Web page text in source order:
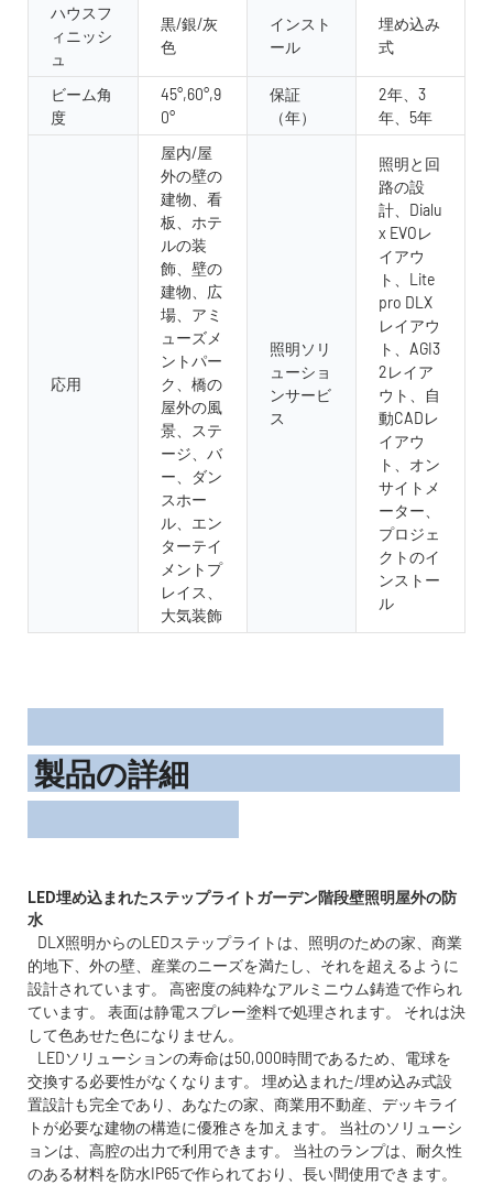
ハウスフ
ィニッシ
ュ
黒/銀/灰
色
インスト
ール
埋め込み
式
ビーム角
度
45°,60°,9
0°
保証
（年）
2年、3
年、5年
応用
屋内/屋
外の壁の
建物、看
板、ホテ
ルの装
飾、壁の
建物、広
場、アミ
ューズメ
ントパー
ク、橋の
屋外の風
景、ステ
ージ、バ
ー、ダン
スホー
ル、エン
ターテイ
メントプ
レイス、
大気装飾
照明ソリ
ューショ
ンサービ
ス
照明と回
路の設
計、Dialu
x EVOレ
イアウ
ト、Lite
pro DLX
レイアウ
ト、AGI3
2レイア
ウト、自
動CADレ
イアウ
ト、オン
サイトメ
ーター、
プロジェ
クトのイ
ンストー
ル
製品の詳細
LED埋め込まれたステップライトガーデン階段壁照明屋外の防
DLX照明からのLEDステップライトは、照明のための家、商業
的地下、外の壁、産業のニーズを満たし、それを超えるように
設計されています。 高密度の純粋なアルミニウム鋳造で作られ
ています。 表面は静電スプレー塗料で処理されます。 それは決
して色あせた色になりません。
LEDソリューションの寿命は50,000時間であるため、電球を
交換する必要性がなくなります。 埋め込まれた/埋め込み式設
置設計も完全であり、あなたの家、商業用不動産、デッキライ
トが必要な建物の構造に優雅さを加えます。 当社のソリューシ
ョンは、高腔の出力で利用できます。 当社のランプは、耐久性
のある材料を防水IP65で作られており、長い間使用できます。